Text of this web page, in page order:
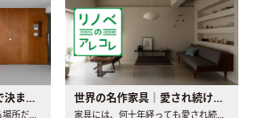
キッチンはレイアウトで決まる。後悔しないための考え方と選び方 世界の名作家具｜愛され続ける理由と一生モノとの出会い方